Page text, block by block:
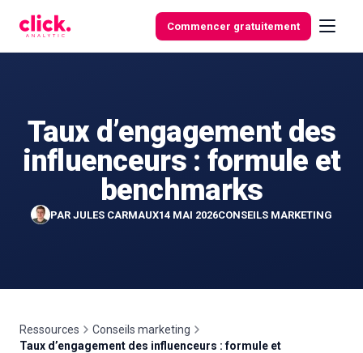
Commencer gratuitement
Fonctionnalités
Outils
Taux d’engagement des
influenceurs : formule et
benchmarks
PAR JULES CARMAUX14 MAI 2026CONSEILS MARKETING
Ressources
Conseils marketing
Taux d’engagement des influenceurs : formule et